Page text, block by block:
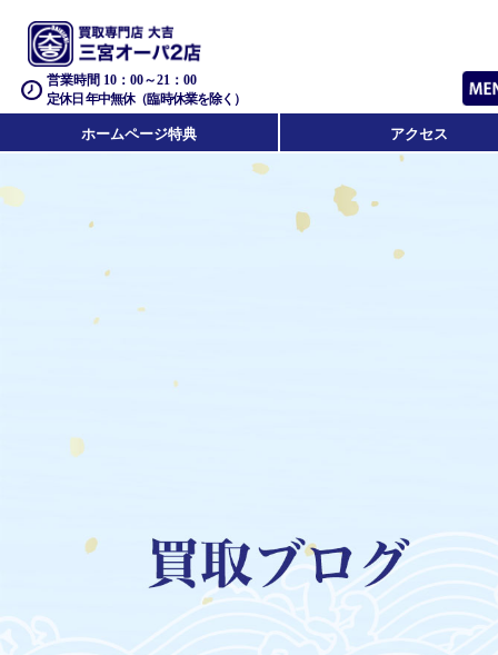
営業時間 10：00～21：00
定休日 年中無休（臨時休業を除く）
ホームページ特典 アクセス